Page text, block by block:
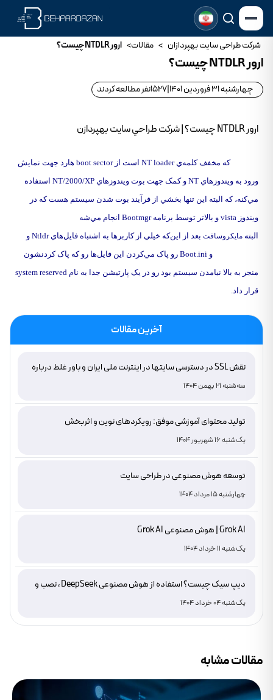
شرکت طراحی سایت بهپردازان > مقالات> ارور NTDLR چيست؟
ارور NTDLR چيست؟
چهارشنبه 31 فروردین 1401 1527نفر مطالعه کردند
ارور NTDLR چيست؟ | شرکت طراحي سايت بهپردازن
NTDLR که مخفف کلمه‌ي NT loader است از boot sector هارد جهت نمايش
ورود به ويندوزهاي NT و کمک جهت بوت ويندوزهاي NT/2000/XP استفاده
مي‌کنه، که البته اين تنها بخشي از فرآيند بوت شدن سيستم هست که در
ويندوز vista و بالاتر توسط برنامه Bootmgr انجام مي‌شه
البته مايکروسافت
بعد از اين‌که خيلي از کاربرها به اشتباه فايل‌هاي Ntldr و
Ntdetect.com و Boot.ini رو پاک مي‌کردن اين فايل‌ها رو که پاک کردنشون
منجر به بالا نيامدن سيستم بود رو در يک پارتيشن جدا به نام system reserved
قرار داد.
آخرین مقالات
نقش SSL در دسترسی سایتها در اینترنت ملی ایران و باور غلط درباره
سه‌شنبه 21 بهمن 1404
تولید محتوای آموزشی موفق: رویکردهای نوین و اثربخش
یک‌شنبه 16 شهریور 1404
توسعه هوش مصنوعی در طراحی سایت
چهارشنبه 15 مرداد 1404
Grok AI | هوش مصنوعی Grok AI
یک‌شنبه 11 خرداد 1404
دیپ سیک چیست؟ استفاده از هوش مصنوعی DeepSeek ، نصب و
دانلود
یک‌شنبه 04 خرداد 1404
مقالات مشابه